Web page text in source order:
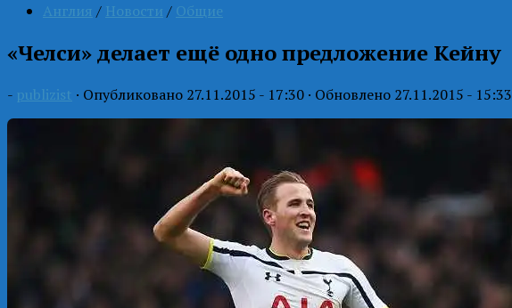
Англия / Новости / Общие
«Челси» делает ещё одно предложение Кейну
- publizist · Опубликовано 27.11.2015 - 17:30 · Обновлено 27.11.2015 - 15:33